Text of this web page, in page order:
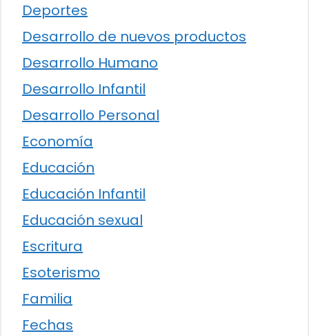
Deportes
Desarrollo de nuevos productos
Desarrollo Humano
Desarrollo Infantil
Desarrollo Personal
Economía
Educación
Educación Infantil
Educación sexual
Escritura
Esoterismo
Familia
Fechas